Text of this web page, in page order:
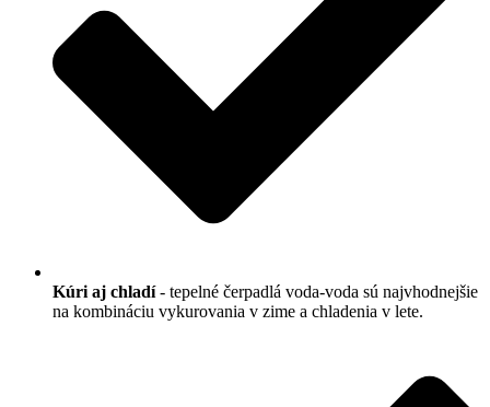
Kúri aj chladí- tepelné čerpadlá voda-voda sú najvhodnejšie
na kombináciu vykurovania v zime a chladenia v lete.